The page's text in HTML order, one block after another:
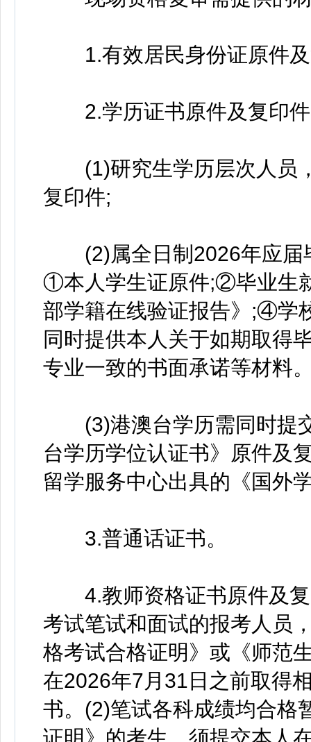
1.有效居民身份证原件及
2.学历证书原件及复印件
(1)研究生学历层次人员
复印件;
(2)属全日制2026年应届
①本人学生证原件;②毕业生
部学籍在线验证报告》;④学
同时提供本人关于如期取得
专业一致的书面承诺等材料
(3)港澳台学历需同时提
台学历学位认证书》原件及
留学服务中心出具的《国外
3.普通话证书。
4.教师资格证书原件及复
考试笔试和面试的报考人员
格考试合格证明》或《师范
在2026年7月31日之前取得
书。(2)笔试各科成绩均合格